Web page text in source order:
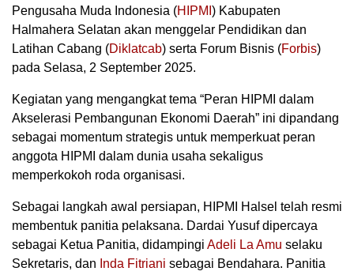
Pengusaha Muda Indonesia (HIPMI ) Kabupaten
Halmahera Selatan akan menggelar Pendidikan dan
Latihan Cabang (Diklatcab) serta Forum Bisnis (Forbis)
pada Selasa, 2 September 2025.
Kegiatan yang mengangkat tema “Peran HIPMI dalam
Akselerasi Pembangunan Ekonomi Daerah” ini dipandang
sebagai momentum strategis untuk memperkuat peran
anggota HIPMI dalam dunia usaha sekaligus
memperkokoh roda organisasi.
Sebagai langkah awal persiapan, HIPMI Halsel telah resmi
membentuk panitia pelaksana. Dardai Yusuf dipercaya
sebagai Ketua Panitia, didampingi Adeli La Amu selaku
Sekretaris, dan Inda Fitriani sebagai Bendahara. Panitia